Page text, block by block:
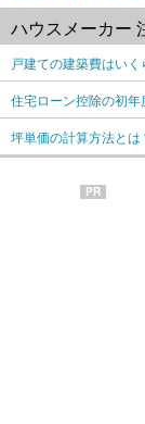
ハウスメーカー
戸建ての建築費はい
住宅ローン控除の初
坪単価の計算方法と
PR